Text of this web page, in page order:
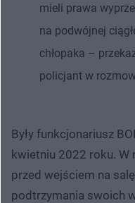
mieli prawa
na podwójnej
chłopaka –
policjant w
Były funkcjonariusz
kwietniu 2022 roku. W
przed wejściem na
podtrzymania swoich